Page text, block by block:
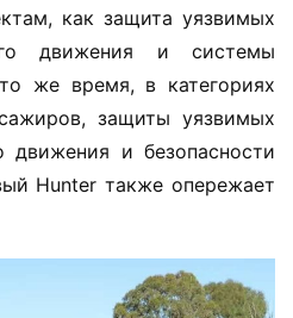
как защита уязвимых
движения и системы
же время, в категориях
защиты уязвимых
движения и безопасности
Hunter также опережает